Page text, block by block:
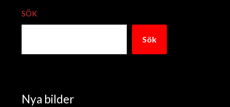
SÖK
Sök
Nya bilder